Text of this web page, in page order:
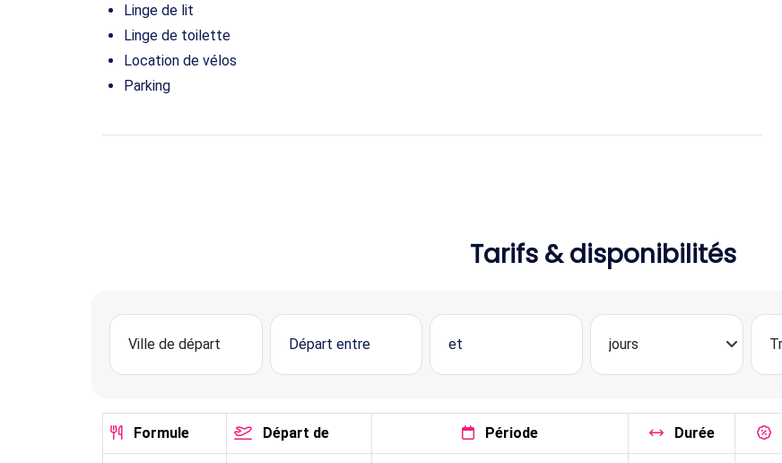
Linge de lit
Linge de toilette
Location de vélos
Parking
Tarifs & disponibilités
Formule Départ de Période Durée